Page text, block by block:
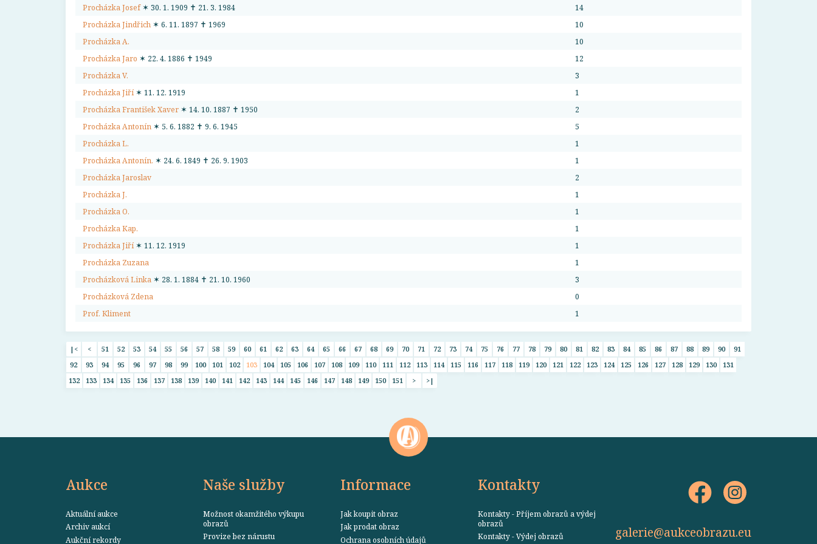
Procházka Josef✶ 30. 1. 1909 ✝ 21. 3. 1984
14
Procházka Jindřich ✶ 6. 11. 1897 ✝ 1969
10
Procházka A.
10
Procházka Jaro ✶ 22. 4. 1886 ✝ 1949
12
Procházka V.
3
Procházka Jiří ✶ 11. 12. 1919
1
Procházka František Xaver ✶ 14. 10. 1887 ✝ 1950
2
Procházka Antonín ✶ 5. 6. 1882 ✝ 9. 6. 1945
5
Procházka L.
1
Procházka Antonín. ✶ 24. 6. 1849 ✝ 26. 9. 1903
1
Procházka Jaroslav
2
Procházka J.
1
Procházka O.
1
Procházka Kap.
1
Procházka Jiří ✶ 11. 12. 1919
1
Procházka Zuzana
1
Procházková Linka ✶ 28. 1. 1884 ✝ 21. 10. 1960
3
Procházková Zdena
0
Prof. Kliment
1
|< < 51 52 53 54 55 56 57 58 59 60 61 62 63 64 65 66 67 68 69 70 71 72 73 74 75 76 77 78 79 80 81 82 83 84 85 86 87 88 89 90
91
92
93 94 95 96 97 98 99 100 101 102 103 104 105 106 107 108 109 110 111 112 113 114 115 116 117 118 119 120 121 122 123 124 125 126 127 128 129 130
131
132
133 134 135 136 137 138 139 140 141 142 143 144 145 146 147 148 149 150 151 > >|
Aukce
Aktuální aukce
Archiv aukcí
Aukční rekordy
Naše služby
Možnost okamžitého výkupu
obrazů
Provize bez nárustu
Informace
Jak koupit obraz
Jak prodat obraz
Ochrana osobních údajů
Kontakty
Kontakty - Příjem obrazů a výdej
obrazů
Kontakty - Výdej obrazů
galerie@aukceobrazu.eu